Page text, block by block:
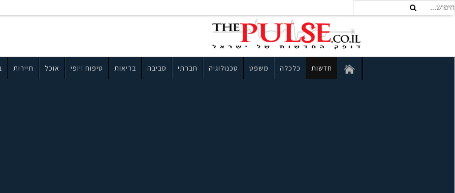
חדשות כלכלה משפט טכנולוגיה חברתי סביבה בריאות טיפוח ויופי אוכל תיירות